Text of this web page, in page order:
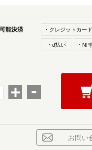
能決済 ・クレジットカード
・d払い ・NP
+ -
お問い